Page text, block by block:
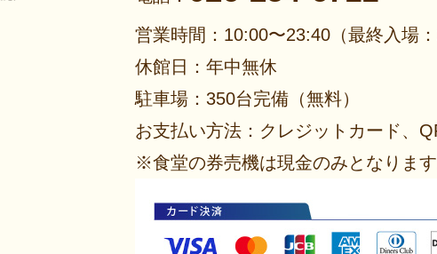
営業時間：10:00〜23:40 （最終入場
休館日：年中無休
駐車場：350台完備（無料）
お支払い方法：クレジットカード、
※食堂の券売機は現金のみとなります